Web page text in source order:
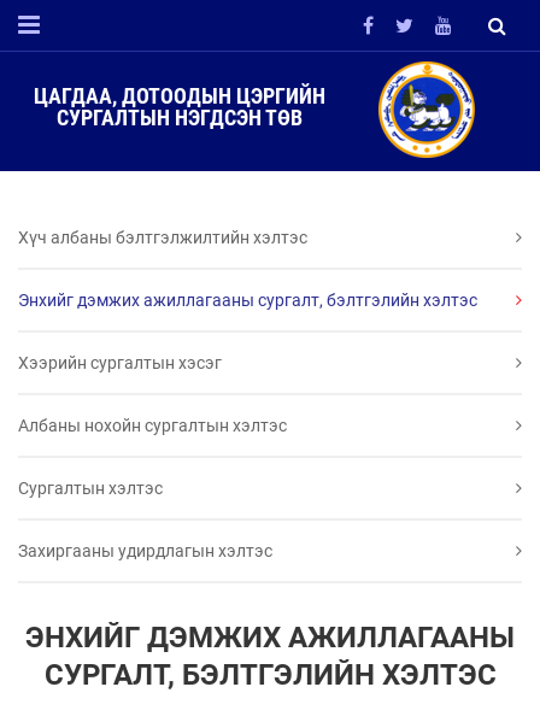
ЦАГДАА, ДОТООДЫН ЦЭРГИЙН
СУРГАЛТЫН НЭГДСЭН ТӨВ
Хүч албаны бэлтгэлжилтийн хэлтэс
Энхийг дэмжих ажиллагааны сургалт, бэлтгэлийн хэлтэс
Хээрийн сургалтын хэсэг
Албаны нохойн сургалтын хэлтэс
Сургалтын хэлтэс
Захиргааны удирдлагын хэлтэс
ЭНХИЙГ ДЭМЖИХ АЖИЛЛАГААНЫ
СУРГАЛТ, БЭЛТГЭЛИЙН ХЭЛТЭС